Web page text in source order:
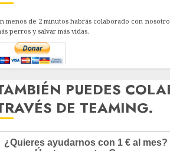
menos de 2 minutos habrás colaborado con
perros y salvar más vidas.
PUEDES
DE TEAMING.